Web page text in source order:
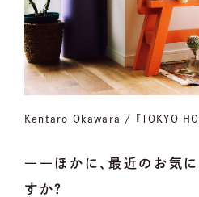
Kentaro Okawara / 『TOKYO
――ほかに、最近のお気に
すか？